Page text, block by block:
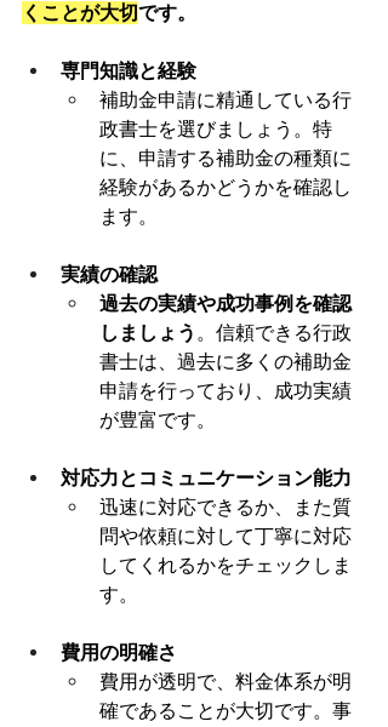
くことが大切です。
専門知識と経験
補助金申請に精通している行
政書士を選びましょう。特
に、申請する補助金の種類に
経験があるかどうかを確認し
ます。
実績の確認
過去の実績や成功事例を確認
しましょう 。信頼できる行政
書士は、過去に多くの補助金
申請を行っており、成功実績
が豊富です。
対応力とコミュニケーション能力
迅速に対応できるか、また質
問や依頼に対して丁寧に対応
してくれるかをチェックしま
す。
費用の明確さ
費用が透明で、料金体系が明
確であることが大切です。事